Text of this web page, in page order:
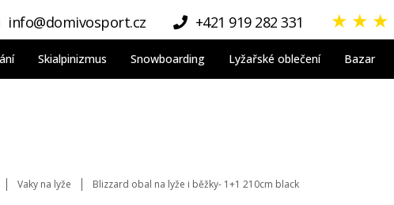
info@domivosport.cz +421 919 282 331 ★ ★ ★
Skialpinizmus Snowboarding Lyžařské oblečení Bazar
Vaky na lyže Blizzard obal na lyže i běžky- 1+1 210cm black